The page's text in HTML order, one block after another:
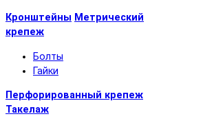
Кронштейны Метрический
крепеж
Болты
Гайки
Перфорированный крепеж
Такелаж